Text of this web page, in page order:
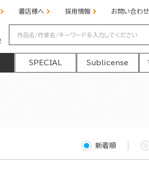
書店様へ 採用情報 お問い合わせ
SPECIAL Sublicense
新着順